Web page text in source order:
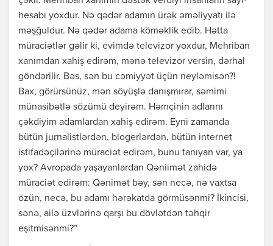
hesabı yoxdur. Nə qədər adamın ürək əməliyyatı ilə
məşğuldur. Nə qədər adama köməklik edib. Hətta
müraciətlər gəlir ki, evimdə televizor yoxdur, Mehriban
xanımdan xahiş edirəm, mənə televizor versin, dərhal
göndərilir. Bəs, sən bu cəmiyyət üçün neyləmisən?!
Bax, görürsünüz, mən söyüşlə danışmırar, səmimi
münasibətlə sözümü deyirəm. Həmçinin adlarını
çəkdiyim adamlardan xahiş edirəm. Eyni zamanda
bütün jurnalistlərdən, blogerlərdən, bütün internet
istifadəçilərinə müraciət edirəm, bunu tanıyan var, ya
yox? Avropada yaşayanlardan Qəniimət zahidə
müraciət edirəm: Qənimət bəy, sən necə, nə vaxtsa
özün, necə, bu adamı hərəkatda görmüsənmi? İkincisi,
sənə, ailə üzvlərinə qarşı bu dövlətdən təhqir
eşitmisənmi?”